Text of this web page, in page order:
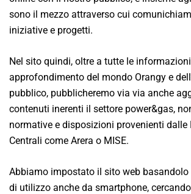
sono il mezzo attraverso cui
iniziative e progetti.
Nel sito quindi, oltre a tutte le
approfondimento del mondo Orangy e
pubblico, pubblicheremo via via anche
contenuti inerenti il settore power&gas,
normative e disposizioni provenienti dalle
Centrali come Arera o MISE.
Abbiamo impostato il sito web
di utilizzo anche da smartphone,